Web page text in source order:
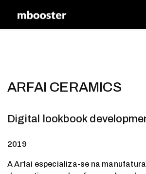
mbooster
Marketing Booster
ARFAI CERAMICS
Digital lookbook
2019
A Arfai especializa-se na